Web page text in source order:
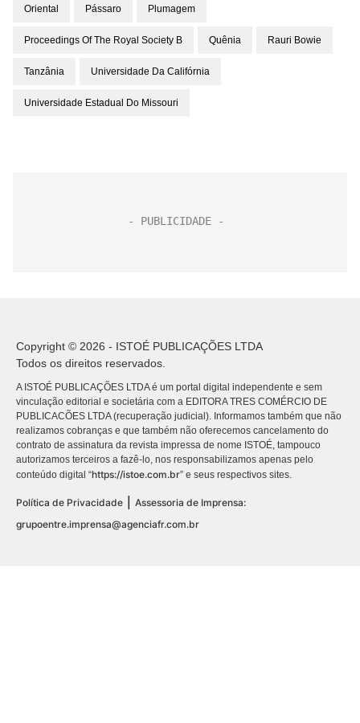
Oriental Pássaro Plumagem
Proceedings Of The Royal Society B Quênia Rauri Bowie
Tanzânia Universidade Da Califórnia
Universidade Estadual Do Missouri
Copyright © 2026 - ISTOÉ PUBLICAÇÕES LTDA
Todos os direitos reservados.
A ISTOÉ PUBLICAÇÕES LTDA é um portal digital independente e sem
vinculação editorial e societária com a EDITORA TRES COMÉRCIO DE
PUBLICACÕES LTDA (recuperação judicial). Informamos também que não
realizamos cobranças e que também não oferecemos cancelamento do
contrato de assinatura da revista impressa de nome ISTOÉ, tampouco
autorizamos terceiros a fazê-lo, nos responsabilizamos apenas pelo
conteúdo digital “https://istoe.com.br” e seus respectivos sites.
Política de Privacidade
Assessoria de Imprensa:
grupoentre.imprensa@agenciafr.com.br